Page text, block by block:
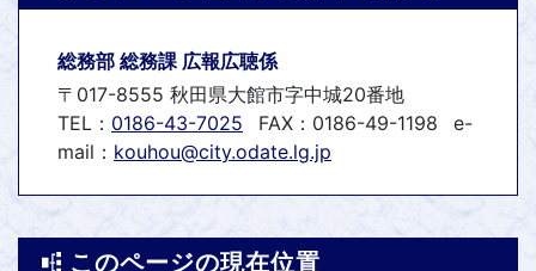
総務部 総務課 広報広聴係
〒017-8555 秋田県大館市字中城20番地
TEL： 0186-43-7025 FAX：0186-49-1198
e-
mail： kouhou@city.odate.lg.jp
このページの現在位置